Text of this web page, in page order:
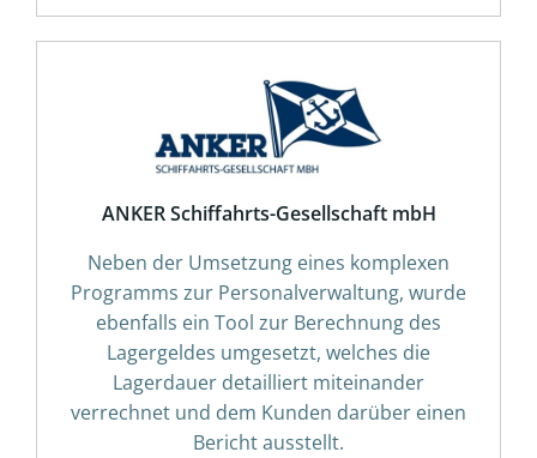
ANKER Schiffahrts-Gesellschaft mbH
Neben der Umsetzung eines komplexen
Programms zur Personalverwaltung, wurde
ebenfalls ein Tool zur Berechnung des
Lagergeldes umgesetzt, welches die
Lagerdauer detailliert miteinander
verrechnet und dem Kunden darüber einen
Bericht ausstellt.